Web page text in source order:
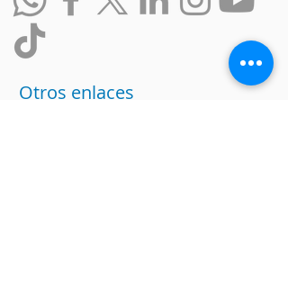
Otros enlaces